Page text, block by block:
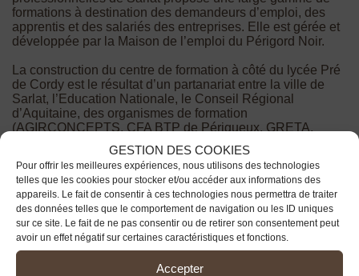
GESTION DES COOKIES
Pour offrir les meilleures expériences, nous utilisons des technologies
telles que les cookies pour stocker et/ou accéder aux informations des
appareils. Le fait de consentir à ces technologies nous permettra de traiter
des données telles que le comportement de navigation ou les ID uniques
sur ce site. Le fait de ne pas consentir ou de retirer son consentement peut
avoir un effet négatif sur certaines caractéristiques et fonctions.
Accepter
formations à destination des demandeurs d’emploi, des
apprentis et des salariés des entreprises. Elle est gérée et
développée par la Maison de l’emploi du Périgord Noir.
La construction du centre de formation à côté du lycée Pré
de Cordy est le résultat d’un partanariat entre la ville de
Sarlat, l’Education Nationale, le Conseil Régional
d’Aquitaine, des organismes de formation
(AGIRCONCEPTS, CFA BTP de Périgueux, GRETA,
(CAPEB et FFB) et l’association interprofessionnelle du
Sarladais (AIS), avec le soutien de la Communauté de
communes Sarlat-Périgord Noir.
La Plateforme de formation c’est :
– Un plateau couvert de 600 m² avec 300 m² Gros
œuvre et 200 m² second œuvre